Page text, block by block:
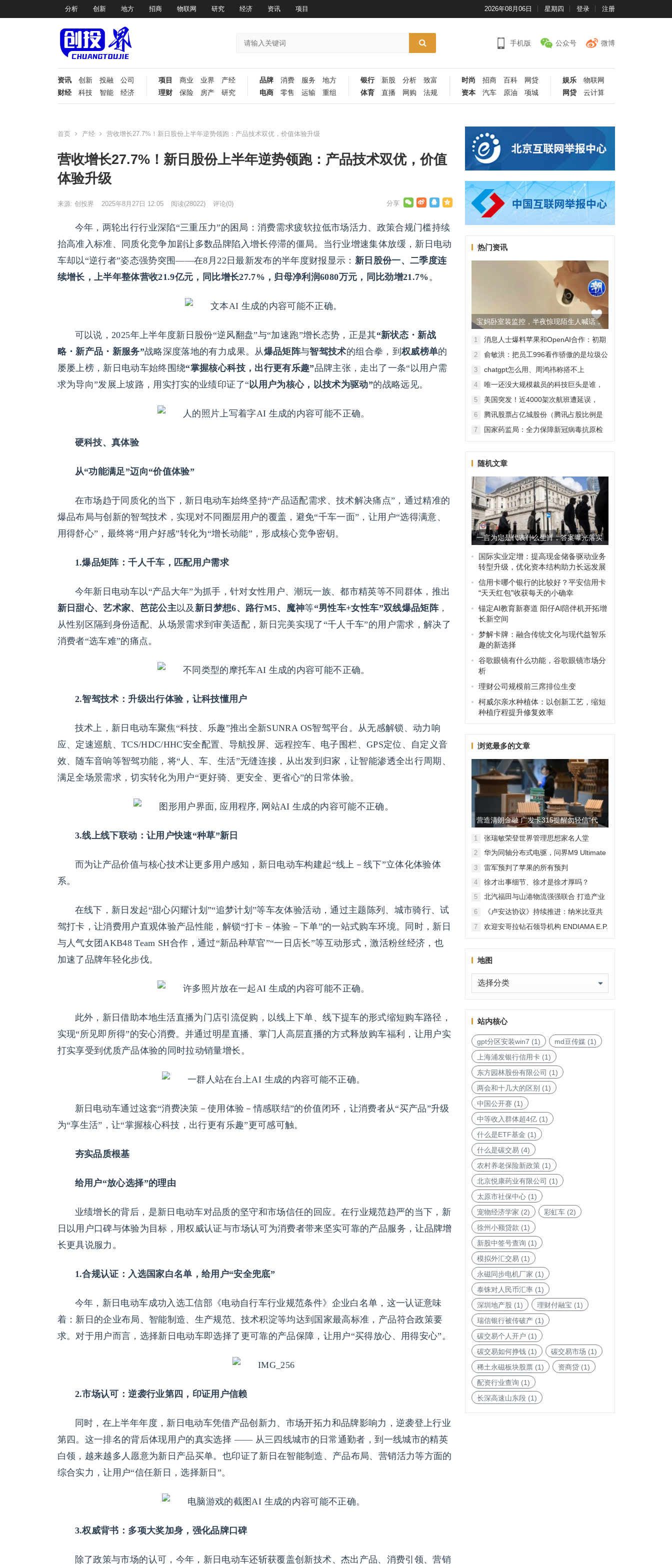
分析 创新 地方 招商 物联网 研究 经济 资讯 项目 2026年08月06日 星期四 登录 注册
手机版 公众号 微博
资讯 创新 投融
公司
财经
科技 智能 经济
项目 商业 业界
产经
理财
保险 房产 研究
品牌 消费 服务
地方
电商
零售 运输 重组
银行 新股 分析
致富
体育
直播 网购 法规
时尚 招商 百科
网贷
资本
汽车 原油 项城
娱乐
物联网
网贷
云计算
首页 产经 营收增长27.7%！新日股份上半年逆势领跑：产品技术双优，价值体验升级
营收增长27.7%！新日股份上半年逆势领跑：产品技术双优，价值
体验升级
来源: 创投界 2025年8月27日 12:05 阅读(28022) 评论(0)
今年，两轮出行行业深陷“三重压力”的困局：消费需求疲软拉低市场活力、政策合规门槛持续
抬高准入标准、同质化竞争加剧让多数品牌陷入增长停滞的僵局。当行业增速集体放缓，新日电动
车却以“逆行者”姿态强势突围——在8月22日最新发布的半年度财报显示： 新日股份一、二季度连
续增长，上半年整体营收21.9亿元，同比增长27.7%，归母净利润6080万元，同比劲增21.7%。
可以说，2025年上半年度新日股份“逆风翻盘”与“加速跑”增长态势，正是其“新状态・新战
略・新产品・新服务”战略深度落地的有力成果。从爆品矩阵与智驾技术的组合拳，到权威榜单的
屡屡上榜，新日电动车始终围绕“掌握核心科技，出行更有乐趣”品牌主张，走出了一条“以用户需
求为导向”发展上坡路，用实打实的业绩印证了“以用户为核心，以技术为驱动”的战略远见。
硬科技、真体验
从“功能满足”迈向“价值体验”
在市场趋于同质化的当下，新日电动车始终坚持“产品适配需求、技术解决痛点”，通过精准的
爆品布局与创新的智驾技术，实现对不同圈层用户的覆盖，避免“千车一面”，让用户“选得满意、
用得舒心”，最终将“用户好感”转化为“增长动能”，形成核心竞争密钥。
1.爆品矩阵：千人千车，匹配用户需求
今年新日电动车以“产品大年”为抓手，针对女性用户、潮玩一族、都市精英等不同群体，推出
新日甜心、艺术家、芭芘公主以及 新日梦想6、路行M5、魔神等“男性车+女性车”双线爆品矩阵，
从性别区隔到身份适配、从场景需求到审美适配，新日完美实现了“千人千车”的用户需求，解决了
消费者“选车难”的痛点。
2.智驾技术：升级出行体验，让科技懂用户
技术上，新日电动车聚焦“科技、乐趣”推出全新SUNRA OS智驾平台。从无感解锁、动力响
应、定速巡航、TCS/HDC/HHC安全配置、导航投屏、远程控车、电子围栏、GPS定位、自定义音
效、随车音响等智驾功能，将“人、车、生活”无缝连接，从出发到归家，让智能渗透全出行周期、
满足全场景需求，切实转化为用户“更好骑、更安全、更省心”的日常体验。
3.线上线下联动：让用户快速“种草”新日
而为让产品价值与核心技术让更多用户感知，新日电动车构建起“线上－线下”立体化体验体
系。
在线下，新日发起“甜心闪耀计划”“追梦计划”等车友体验活动，通过主题陈列、城市骑行、试
驾打卡，让消费用户直观体验产品性能，解锁“打卡－体验－下单”的一站式购车环境。同时，新日
与人气女团AKB48 Team SH合作，通过“新品种草官”“一日店长”等互动形式，激活粉丝经济，也
加速了品牌年轻化步伐。
此外，新日借助本地生活直播为门店引流促购，以线上下单、线下提车的形式缩短购车路径，
实现“所见即所得”的安心消费。并通过明星直播、掌门人高层直播的方式释放购车福利，让用户实
打实享受到优质产品体验的同时拉动销量增长。
新日电动车通过这套“消费决策－使用体验－情感联结”的价值闭环，让消费者从“买产品”升级
为“享生活”，让“掌握核心科技，出行更有乐趣”更可感可触。
夯实品质根基
给用户“放心选择”的理由
业绩增长的背后，是新日电动车对品质的坚守和市场信任的回应。在行业规范趋严的当下，新
日以用户口碑与体验为目标，用权威认证与市场认可为消费者带来坚实可靠的产品服务，让品牌增
长更具说服力。
1.合规认证：入选国家白名单，给用户“安全兜底”
今年，新日电动车成功入选工信部《电动自行车行业规范条件》企业白名单，这一认证意味
着：新日的企业布局、智能制造、生产规范、技术积淀等均达到国家最高标准，产品符合政策要
求。对于用户而言，选择新日电动车即选择了更可靠的产品保障，让用户“买得放心、用得安心”。
2.市场认可：逆袭行业第四，印证用户信赖
同时，在上半年年度，新日电动车凭借产品创新力、市场开拓力和品牌影响力，逆袭登上行业
第四。这一排名的背后体现用户的真实选择 —— 从三四线城市的日常通勤者，到一线城市的精英
白领，越来越多人愿意为新日产品买单。也印证了新日在智能制造、产品布局、营销活力等方面的
综合实力，让用户“信任新日，选择新日”。
3.权威背书：多项大奖加身，强化品牌口碑
除了政策与市场的认可，今年，新日电动车还斩获覆盖创新技术、杰出产品、消费引领、营销
热门资讯
宝妈卧室装监控，半夜惊现陌生人喊话，
警方已介入调查
1
消息人士爆料苹果和OpenAI合作：初期
无现金交易、未来探索分成佣金
2
俞敏洪：把员工996看作骄傲的是垃圾公
司，建议24节气都放假
3
chatgpt怎么用、周鸿祎称搭不上
ChatGPT企业会被淘汰
4
唯一还没大规模裁员的科技巨头是谁，
苹果还能扛多久？
5
美国突发！近4000架次航班遭延误，
2000架次航班被取消
6
腾讯股票占亿城股份（腾讯占股比例是
怎样的？）
7
国家药监局：全力保障新冠病毒抗原检
随机文章
一言为定是代表什么生肖，答案曝光落实
国际实业定增：提高现金储备驱动业务
转型升级，优化资本结构助力长远发展
信用卡哪个银行的比较好？平安信用卡
“天天红包”收获每天的小确幸
锚定AI教育新赛道 阳仔AI陪伴机开拓增
长新空间
梦解卡牌：融合传统文化与现代益智乐
趣的新选择
谷歌眼镜有什么功能，谷歌眼镜市场分
析
理财公司规模前三席排位生变
柯威尔亲水种植体：以创新工艺，缩短
种植疗程提升修复效率
浏览最多的文章
营造清朗金融 广发卡315提醒勿轻信“代
理维权”
1 张瑞敏荣登世界管理思想家名人堂
2
华为同轴分布式电驱，问界M9 Ultimate
背后的“车轮思想者”
3 雷军预判了苹果的所有预判
4 徐才出事细节、徐才是徐才厚吗？
5
北汽福田与山港物流强强联合 打造产业
融合新范本
6
《卢安达协议》持续推进：纳米比亚共
和国加入，印度宝石与珠宝出口促进委
员会与迪拜多种商品交易中心启动加入
7
欢迎安哥拉钻石领导机构 ENDIAMA E.P.
地图
地
图
站内核心
gpt分区安装win7 (1) md豆传媒(1)
上海浦发银行信用卡(1)
东方园林股份有限公司 (1)
两会和十几大的区别 (1)
中国公开赛(1)
中等收入群体超4亿(1)
什么是ETF基金 (1)
什么是碳交易 (4)
农村养老保险新政策(1)
北京悦康药业有限公司 (1)
太原市社保中心(1)
宠物经济学家 (2) 彩虹车(2)
徐州小额贷款 (1)
新股中签号查询 (1)
模拟外汇交易 (1)
永磁同步电机厂家 (1)
泰铢对人民币汇率(1)
深圳地产股 (1) 理财付融宝 (1)
瑞信银行被传破产(1)
碳交易个人开户 (1)
碳交易如何挣钱(1) 碳交易市场 (1)
稀土永磁板块股票(1) 资商贷(1)
配资行业查询 (1)
长深高速山东段(1)